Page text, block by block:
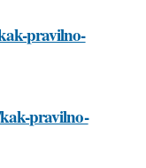
pravilno-
pravilno-